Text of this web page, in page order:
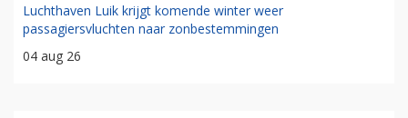
Luchthaven Luik krijgt komende winter weer
passagiersvluchten naar zonbestemmingen
04 aug 26